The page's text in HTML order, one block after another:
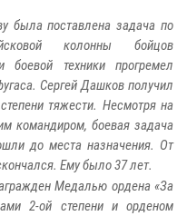
была поставлена задача по
колонны бойцов
боевой техники прогремел
Сергей Дашков получил
тяжести. Несмотря на
командиром, боевая задача
до места назначения. От
Ему было 37 лет.
Медалью ордена «За
2-ой степени и орденом